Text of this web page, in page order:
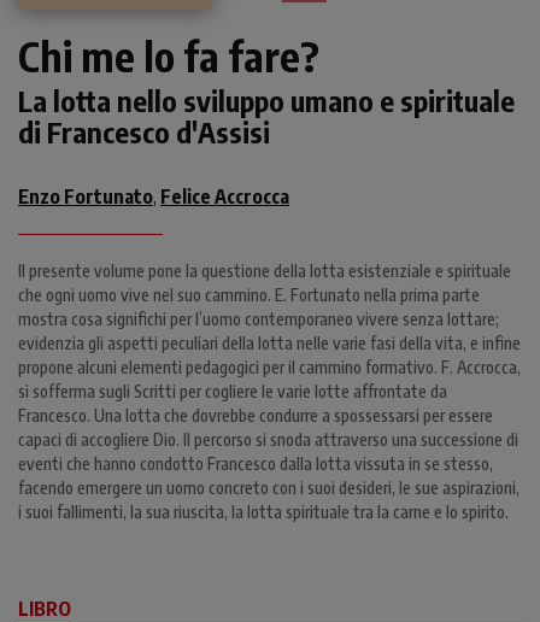
Chi me lo fa fare?
La lotta nello sviluppo umano e spirituale
di Francesco d'Assisi
Enzo Fortunato, Felice Accrocca
Il presente volume pone la questione della lotta esistenziale e spirituale
che ogni uomo vive nel suo cammino. E. Fortunato nella prima parte
mostra cosa significhi per l’uomo contemporaneo vivere senza lottare;
evidenzia gli aspetti peculiari della lotta nelle varie fasi della vita, e infine
propone alcuni elementi pedagogici per il cammino formativo. F. Accrocca,
si sofferma sugli Scritti per cogliere le varie lotte affrontate da
Francesco. Una lotta che dovrebbe condurre a spossessarsi per essere
capaci di accogliere Dio. Il percorso si snoda attraverso una successione di
eventi che hanno condotto Francesco dalla lotta vissuta in se stesso,
facendo emergere un uomo concreto con i suoi desideri, le sue aspirazioni,
i suoi fallimenti, la sua riuscita, la lotta spirituale tra la carne e lo spirito.
LIBRO